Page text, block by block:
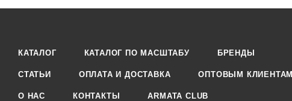
КАТАЛОГ КАТАЛОГ ПО МАСШТАБУ БРЕНДЫ
СТАТЬИ ОПЛАТА И ДОСТАВКА ОПТОВЫМ КЛИЕНТАМ
О НАС КОНТАКТЫ ARMATA CLUB